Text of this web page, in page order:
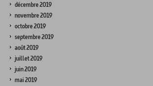
décembre 2019
novembre 2019
octobre 2019
septembre 2019
août 2019
juillet 2019
juin 2019
mai 2019